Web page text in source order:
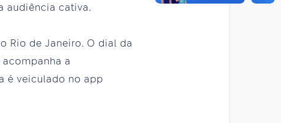
audiência cativa.
Rio de Janeiro. O dial da
acompanha a
é veiculado no app